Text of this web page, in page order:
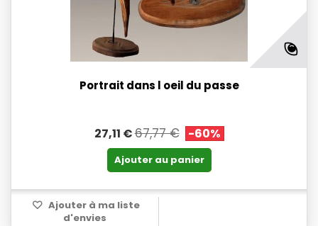
Portrait dans l oeil du passe
27,11 €67,77 € -60%
Ajouter au panier
Ajouter à ma liste
d'envies